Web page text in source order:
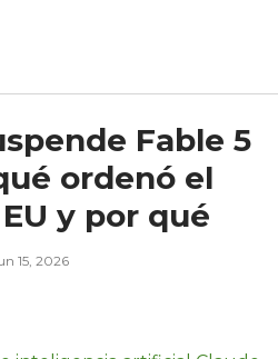
Fable 5
ordenó el
y por qué
15, 2026